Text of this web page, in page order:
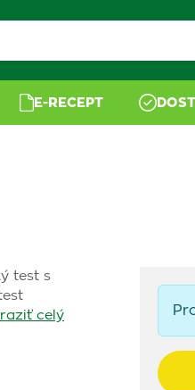
E-RECEPT
test s
celý